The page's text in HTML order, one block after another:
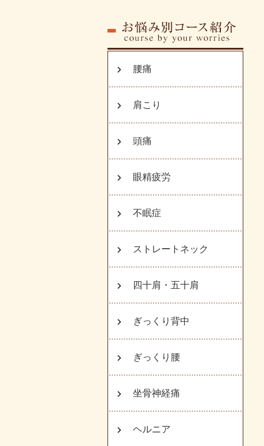
腰痛
肩こり
頭痛
眼精疲労
不眠症
ストレートネック
四十肩・五十肩
ぎっくり背中
ぎっくり腰
坐骨神経痛
ヘルニア